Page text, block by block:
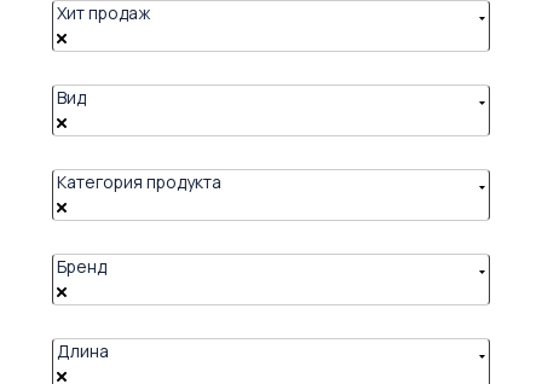
Хит продаж
Вид
Категория продукта
Бренд
Длина